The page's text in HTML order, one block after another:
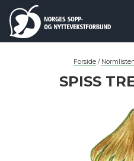
Forside / Normlisten
SPISS